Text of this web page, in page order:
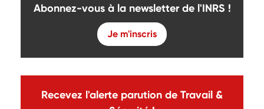
Abonnez-vous à la newsletter de l'INRS !
Je m'inscris
Recevez l'alerte parution de Travail &